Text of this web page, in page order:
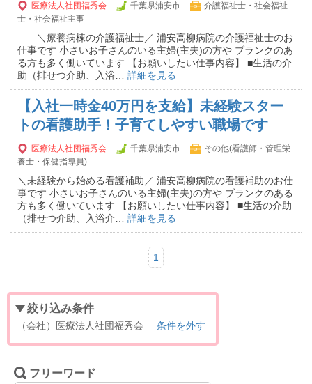
医療法人社団福秀会 千葉県浦安市
介護福祉士・社会福祉
士・社会福祉主事
＼療養病棟の介護福祉士／ 浦安高柳病院の介護福祉士のお
仕事です 小さいお子さんのいる主婦(主夫)の方や ブランクのあ
る方も多く働いています 【お願いしたい仕事内容】 ■生活の介
助（排せつ介助、入浴… 詳細を見る
【入社一時金40万円を支給】未経験スター
トの看護助手！子育てしやすい職場です
医療法人社団福秀会 千葉県浦安市
その他(看護師・管理栄
養士・保健指導員)
＼未経験から始める看護補助／ 浦安高柳病院の看護補助のお仕
事です 小さいお子さんのいる主婦(主夫)の方や ブランクのある
方も多く働いています 【お願いしたい仕事内容】 ■生活の介助
（排せつ介助、入浴介… 詳細を見る
1
絞り込み条件
（会社）医療法人社団福秀会 条件を外す
フリーワード